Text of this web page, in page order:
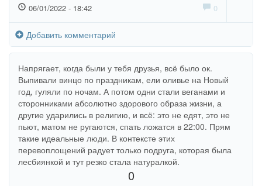
06/01/2022 - 18:42 0
Добавить комментарий
Напрягает, когда были у тебя друзья, всё было ок.
Выпивали винцо по праздникам, ели оливье на Новый
год, гуляли по ночам. А потом одни стали веганами и
сторонниками абсолютно здорового образа жизни, а
другие ударились в религию, и всё: это не едят, это не
пьют, матом не ругаются, спать ложатся в 22:00. Прям
такие идеальные люди. В контексте этих
перевоплощений радует только подруга, которая была
лесбиянкой и тут резко стала натуралкой.
0